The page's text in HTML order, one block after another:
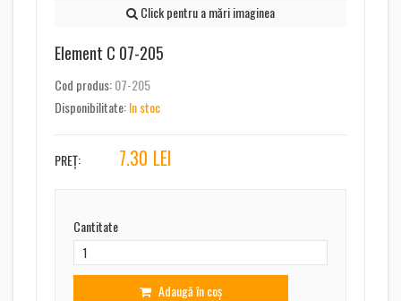
Click pentru a mări imaginea
Element C 07-205
Cod produs:07-205
Disponibilitate:In stoc
PREȚ: 7.30 LEI
Cantitate
Adaugă în coș